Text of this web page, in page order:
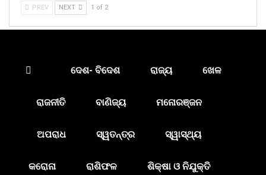
PREV NEXT 1 of 2
ଦେଶ- ବିଦେଶ ରାଜ୍ୟ ଖେଳ
ରାଜନୀତି ବାଣିଜ୍ୟ ମନୋରଞ୍ଜନ
ଅପରାଧ ସ୍ୱତନ୍ତ୍ର ସ୍ୱାସ୍ଥ୍ୟ
କରୋନା ରାଶିଫଳ ଶିକ୍ଷା ଓ ନିଯୁକ୍ତି